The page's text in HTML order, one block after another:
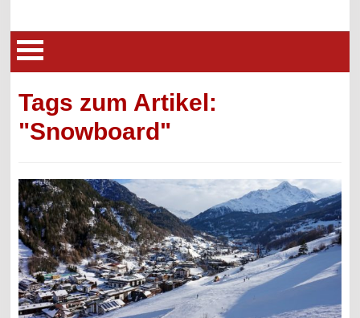
Tags zum Artikel:
"Snowboard"